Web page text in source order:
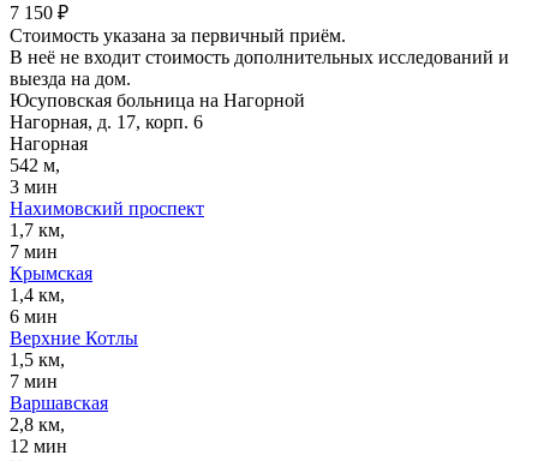
7 150 ₽
Стоимость указана за первичный приём.
В неё не входит стоимость дополнительных исследований и
выезда на дом.
Юсуповская больница на Нагорной
Нагорная, д. 17, корп. 6
Нагорная
542 м,
3 мин
Нахимовский проспект
1,7 км,
7 мин
Крымская
1,4 км,
6 мин
Верхние Котлы
1,5 км,
7 мин
Варшавская
2,8 км,
12 мин